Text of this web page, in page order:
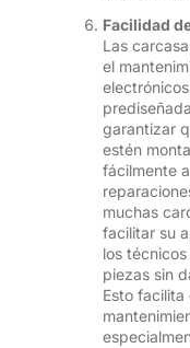
Facilidad
Las
el
garantizar
estén
fácilmente
muchas
facilitar su
los
piezas sin
Esto